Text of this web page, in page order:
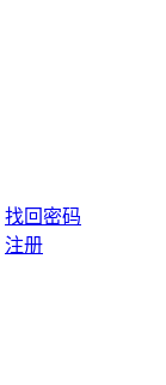
找回密码
注册